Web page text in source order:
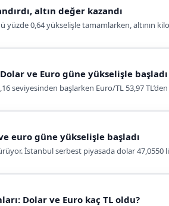
altın değer kazandı
yüzde 0,64 yükselişle tamamlarken, altının
ve Euro güne yükselişle başladı
seviyesinden başlarken Euro/TL 53,97
euro güne yükselişle başladı
İstanbul serbest piyasada dolar 47,0550
Dolar ve Euro kaç TL oldu?